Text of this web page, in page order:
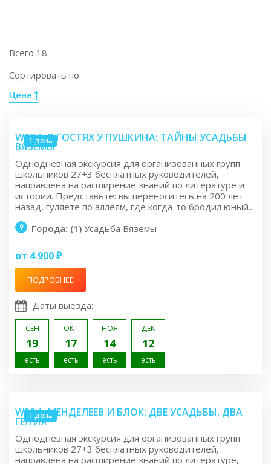
Всего 18
Сортировать по:
Цене
1 день
W27.1: В ГОСТЯХ У ПУШКИНА: ТАЙНЫ УСАДЬБЫ
ВЯЗЁМЫ
Однодневная экскурсия для организованных групп
школьников 27+3 бесплатных руководителей,
направлена на расширение знаний по литературе и
истории. Представьте: вы переноситесь на 200 лет
назад, гуляете по аллеям, где когда-то бродил юный...
Города: (1) Усадьба Вязёмы
от 4 900 ₽
ПОДРОБНЕЕ
Даты выезда:
СЕН
19
есть
ОКТ
17
есть
НОЯ
14
есть
ДЕК
12
есть
1 день
W30.1: МЕНДЕЛЕЕВ И БЛОК: ДВЕ УСАДЬБЫ. ДВА
ГЕНИЯ
Однодневная экскурсия для организованных групп
школьников 27+3 бесплатных руководителей,
направлена на расширение знаний по литературе,